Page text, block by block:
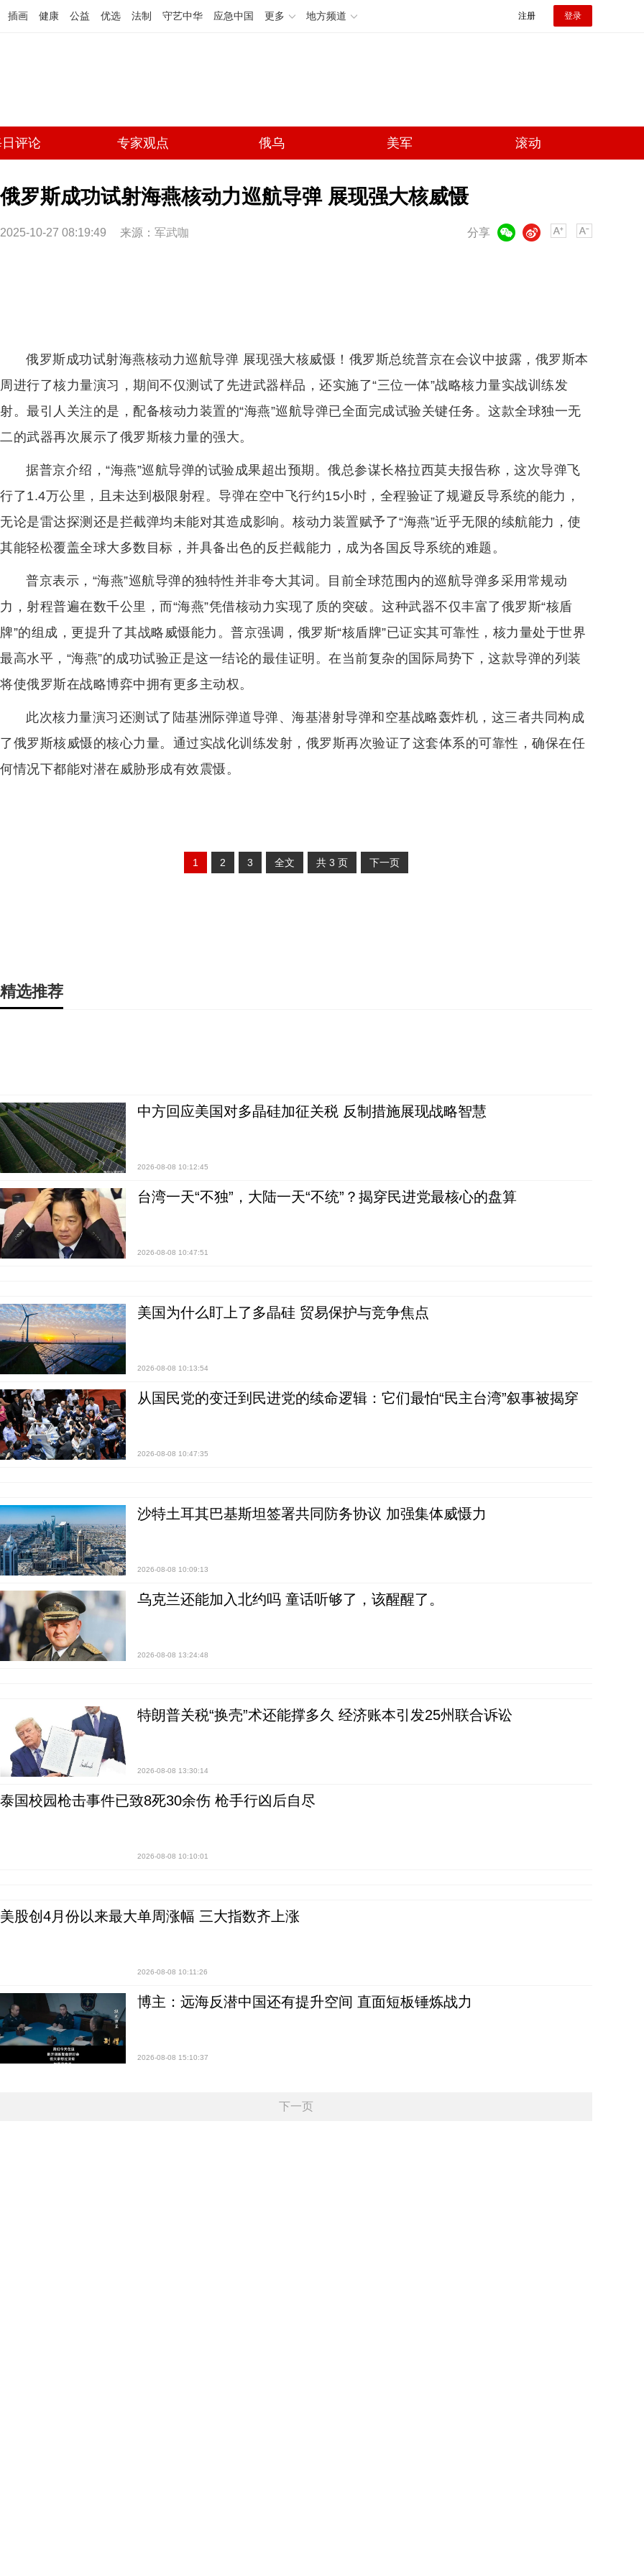
插画 健康 公益 优选 法制 守艺中华 应急中国 更多 地方频道 注册 登录
评论 专家观点 俄乌 美军 滚动
俄罗斯成功试射海燕核动力巡航导弹 展现强大核威慑
2025-10-27 08:19:49 来源： 军武咖 分享
微博
俄罗斯成功试射海燕核动力巡航导弹 展现强大核威慑！俄罗斯总统普京在会议中披露，俄罗斯本
周进行了核力量演习，期间不仅测试了先进武器样品，还实施了“三位一体”战略核力量实战训练发
射。最引人关注的是，配备核动力装置的“海燕”巡航导弹已全面完成试验关键任务。这款全球独一无
二的武器再次展示了俄罗斯核力量的强大。
据普京介绍，“海燕”巡航导弹的试验成果超出预期。俄总参谋长格拉西莫夫报告称，这次导弹飞
行了1.4万公里，且未达到极限射程。导弹在空中飞行约15小时，全程验证了规避反导系统的能力，
无论是雷达探测还是拦截弹均未能对其造成影响。核动力装置赋予了“海燕”近乎无限的续航能力，使
其能轻松覆盖全球大多数目标，并具备出色的反拦截能力，成为各国反导系统的难题。
普京表示，“海燕”巡航导弹的独特性并非夸大其词。目前全球范围内的巡航导弹多采用常规动
力，射程普遍在数千公里，而“海燕”凭借核动力实现了质的突破。这种武器不仅丰富了俄罗斯“核盾
牌”的组成，更提升了其战略威慑能力。普京强调，俄罗斯“核盾牌”已证实其可靠性，核力量处于世界
最高水平，“海燕”的成功试验正是这一结论的最佳证明。在当前复杂的国际局势下，这款导弹的列装
将使俄罗斯在战略博弈中拥有更多主动权。
此次核力量演习还测试了陆基洲际弹道导弹、海基潜射导弹和空基战略轰炸机，这三者共同构成
了俄罗斯核威慑的核心力量。通过实战化训练发射，俄罗斯再次验证了这套体系的可靠性，确保在任
何情况下都能对潜在威胁形成有效震慑。
1 2 3 全文 共 3 页 下一页
精选推荐
中方回应美国对多晶硅加征关税 反制措施展现战略智慧
2026-08-08 10:12:45
台湾一天“不独”，大陆一天“不统”？揭穿民进党最核心的盘算
2026-08-08 10:47:51
美国为什么盯上了多晶硅 贸易保护与竞争焦点
2026-08-08 10:13:54
从国民党的变迁到民进党的续命逻辑：它们最怕“民主台湾”叙事被揭穿
2026-08-08 10:47:35
沙特土耳其巴基斯坦签署共同防务协议 加强集体威慑力
2026-08-08 10:09:13
乌克兰还能加入北约吗 童话听够了，该醒醒了。
2026-08-08 13:24:48
特朗普关税“换壳”术还能撑多久 经济账本引发25州联合诉讼
2026-08-08 13:30:14
泰国校园枪击事件已致8死30余伤 枪手行凶后自尽
2026-08-08 10:10:01
美股创4月份以来最大单周涨幅 三大指数齐上涨
2026-08-08 10:11:26
博主：远海反潜中国还有提升空间 直面短板锤炼战力
2026-08-08 15:10:37
下一页